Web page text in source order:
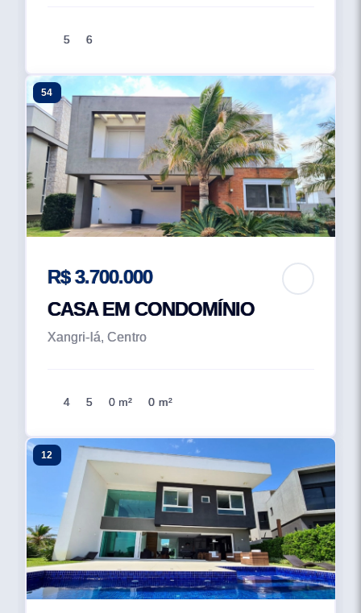
5 6
54
R$ 3.700.000
CASA EM CONDOMÍNIO
Xangri-lá, Centro
4 5 0 m² 0 m²
12